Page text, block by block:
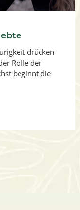
drücken
Rolle der
beginnt die